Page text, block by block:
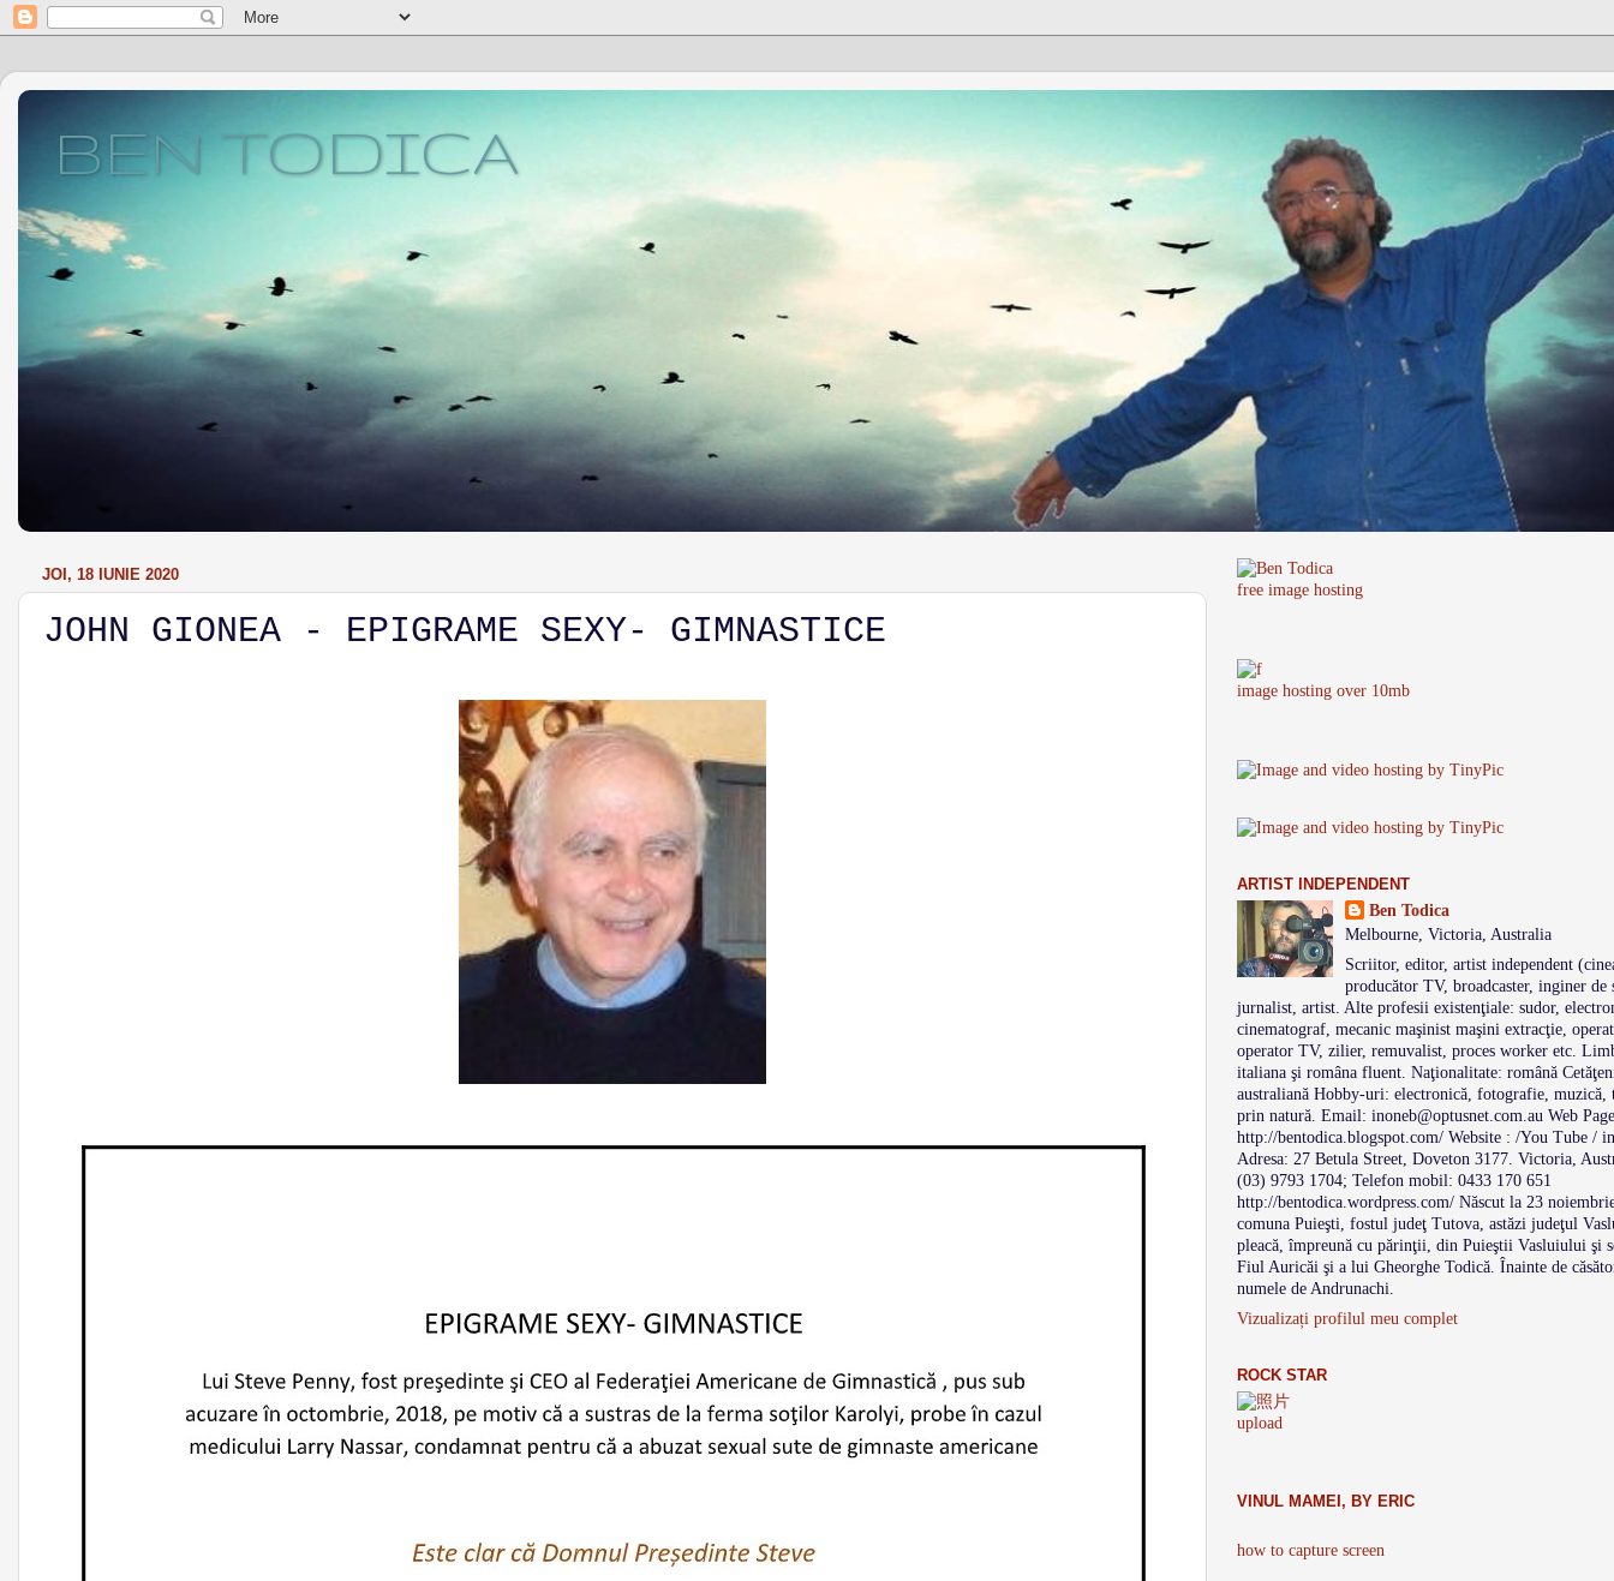
BEN TODICA
JOI, 18 IUNIE 2020
JOHN GIONEA - EPIGRAME SEXY- GIMNASTICE
free image hosting
image hosting over 10mb
ARTIST INDEPENDENT
Ben Todica
Melbourne, Victoria, Australia
Scriitor, editor, artist independent
producător TV, broadcaster, inginer
jurnalist, artist. Alte profesii existenţiale: sudor,
cinematograf, mecanic maşinist maşini extracţie,
operator TV, zilier, remuvalist, proces worker etc.
italiana şi româna fluent. Naţionalitate: română
australiană Hobby-uri: electronică, fotografie, muzică,
prin natură. Email: inoneb@optusnet.com.au Web
http://bentodica.blogspot.com/ Website : /You Tube /
Adresa: 27 Betula Street, Doveton 3177. Victoria,
(03) 9793 1704; Telefon mobil: 0433 170 651
http://bentodica.wordpress.com/ Născut la 23
comuna Puieşti, fostul judeţ Tutova, astăzi judeţul
pleacă, împreună cu părinţii, din Puieştii Vasluiului şi
Fiul Auricăi şi a lui Gheorghe Todică. Înainte de
numele de Andrunachi.
Vizualizați profilul meu complet
ROCK STAR
upload
VINUL MAMEI, BY ERIC
how to capture screen